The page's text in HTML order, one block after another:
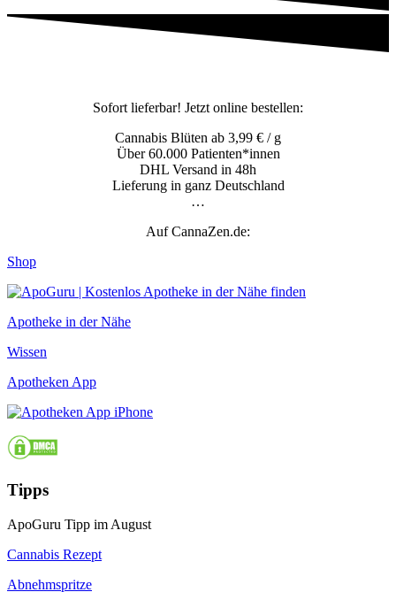
Sofort lieferbar! Jetzt online bestellen:
Cannabis Blüten ab 3,99 € / g
Über 60.000 Patienten*innen
DHL Versand in 48h
Lieferung in ganz Deutschland
…
Auf CannaZen.de:
Shop
Apotheke in der Nähe
Wissen
Apotheken App
Tipps
ApoGuru Tipp im August
Cannabis Rezept
Abnehmspritze